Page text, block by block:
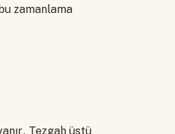
zamanlama
Tezgah üstü